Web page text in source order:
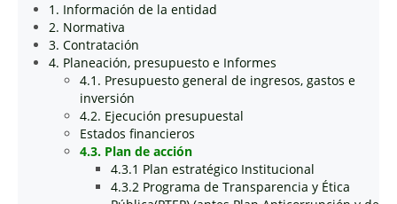
1. Información de la entidad
2. Normativa
3. Contratación
4. Planeación, presupuesto e Informes
4.1. Presupuesto general de ingresos, gastos e
inversión
4.2. Ejecución presupuestal
Estados financieros
4.3. Plan de acción
4.3.1 Plan estratégico Institucional
4.3.2 Programa de Transparencia y Ética